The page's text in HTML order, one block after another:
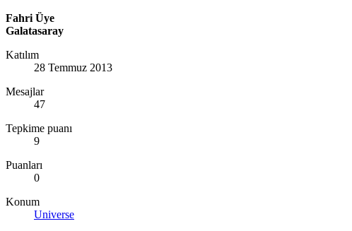
Fahri Üye
Galatasaray
Katılım
28 Temmuz 2013
Mesajlar
47
Tepkime puanı
9
Puanları
0
Konum
Universe